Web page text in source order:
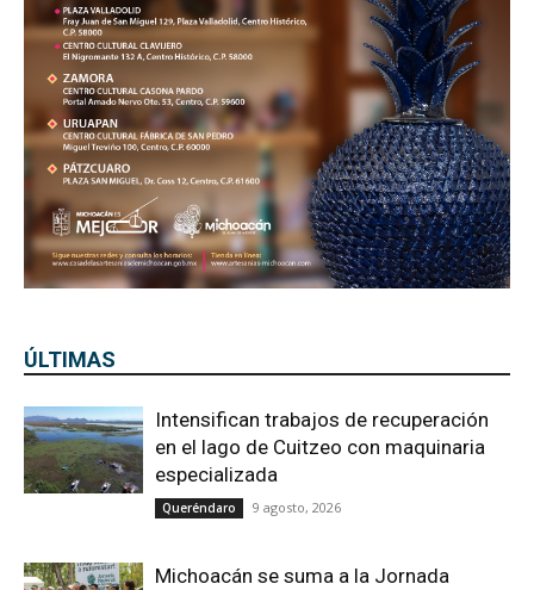
ÚLTIMAS
Intensifican trabajos de recuperación
en el lago de Cuitzeo con maquinaria
especializada
Queréndaro 9 agosto, 2026
Michoacán se suma a la Jornada